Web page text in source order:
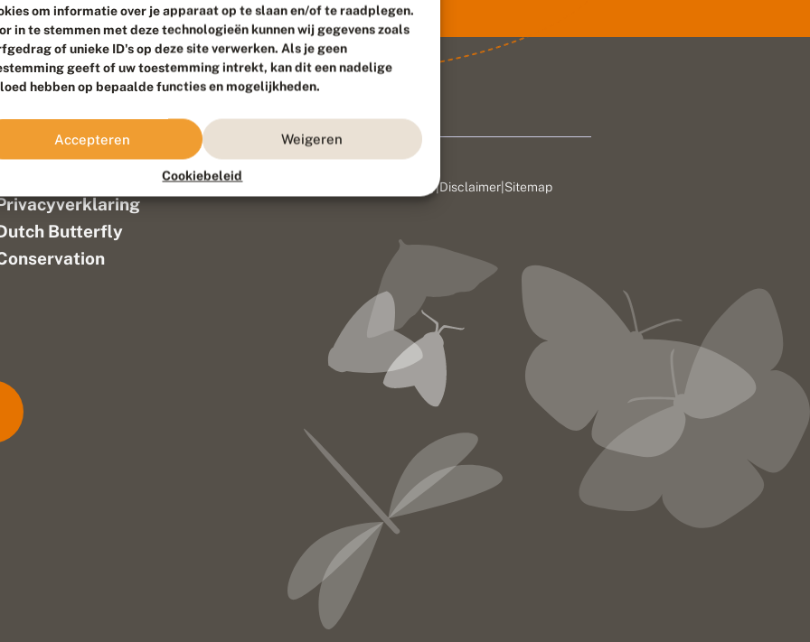
om informatie over je apparaat op te slaan en/of te raadplegen.
in te stemmen met deze technologieën kunnen wij gegevens zoals
of unieke ID's op deze site verwerken. Als je geen
geeft of uw toestemming intrekt, kan dit een nadelige
hebben op bepaalde functies en mogelijkheden.
Accepteren Weigeren
Cookiebeleid
Disclaimer
Butterfly
ontwikkeld door Go2People, ontworpen door Privacy|Disclaimer Sitemap